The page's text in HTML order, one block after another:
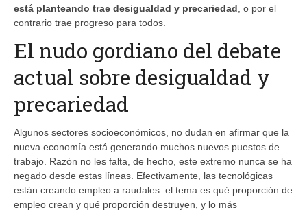
está planteando trae desigualdad y precariedad , o por el
contrario trae progreso para todos.
El nudo gordiano del debate
actual sobre desigualdad y
precariedad
Algunos sectores socioeconómicos, no dudan en afirmar que la
nueva economía está generando muchos nuevos puestos de
trabajo. Razón no les falta, de hecho, este extremo nunca se ha
negado desde estas líneas. Efectivamente, las tecnológicas
están creando empleo a raudales: el tema es qué proporción de
empleo crean y qué proporción destruyen, y lo más